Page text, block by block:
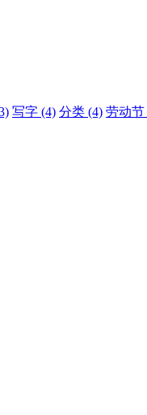
写字 (4) 分类 (4) 劳动节